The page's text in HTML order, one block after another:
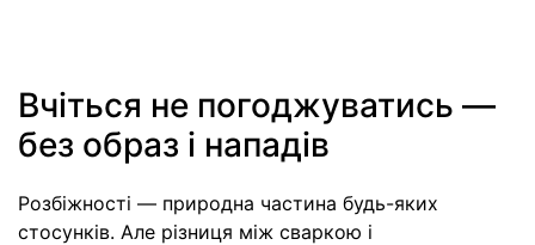
Вчіться не погоджуватись —
без образ і нападів
Розбіжності — природна частина будь-яких
стосунків. Але різниця між сваркою і